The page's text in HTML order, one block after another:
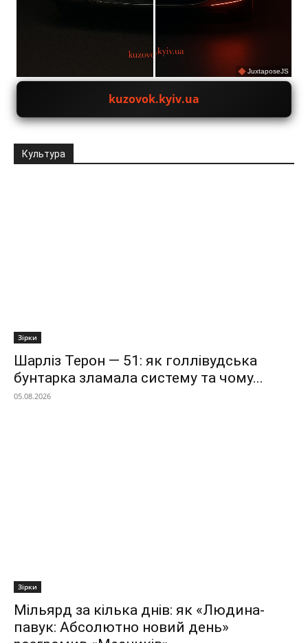
JuxtaposeJS
kuzovok.kyiv.ua
Культура
Зірки
Шарліз Терон — 51: як голлівудська
бунтарка зламала систему та чому...
05.08.2026
Зірки
Мільярд за кілька днів: як «Людина-
павук: Абсолютно новий день»